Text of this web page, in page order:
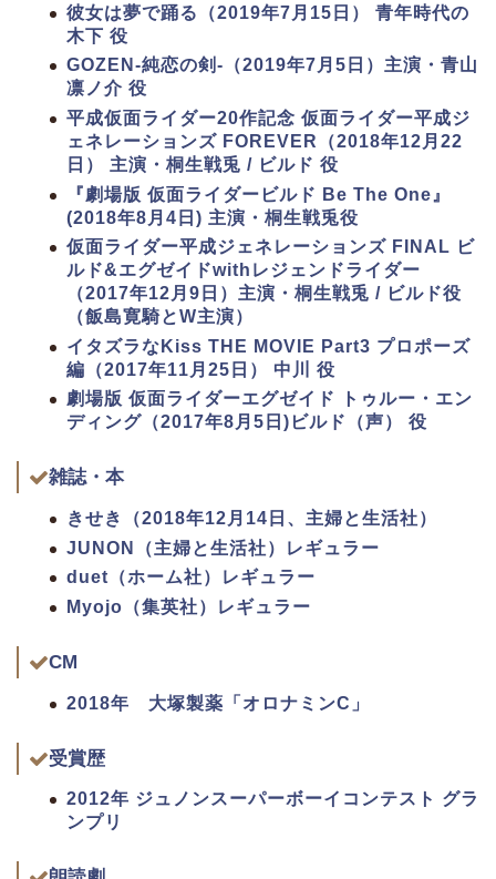
彼女は夢で踊る（2019年7月15日） 青年時代の
木下 役
GOZEN-純恋の剣-（2019年7月5日）主演・青山
凛ノ介 役
平成仮面ライダー20作記念 仮面ライダー平成ジ
ェネレーションズ FOREVER（2018年12月22
日） 主演・桐生戦兎 / ビルド 役
『劇場版 仮面ライダービルド Be The One』
(2018年8月4日) 主演・桐生戦兎役
仮面ライダー平成ジェネレーションズ FINAL ビ
ルド&エグゼイドwithレジェンドライダー
（2017年12月9日）主演・桐生戦兎 / ビルド役
（飯島寛騎とW主演）
イタズラなKiss THE MOVIE Part3 プロポーズ
編（2017年11月25日） 中川 役
劇場版 仮面ライダーエグゼイド トゥルー・エン
ディング（2017年8月5日)ビルド（声） 役
雑誌・本
きせき（2018年12月14日、主婦と生活社）
JUNON（主婦と生活社）レギュラー
duet（ホーム社）レギュラー
Myojo（集英社）レギュラー
CM
2018年 大塚製薬「オロナミンC」
受賞歴
2012年 ジュノンスーパーボーイコンテスト グラ
ンプリ